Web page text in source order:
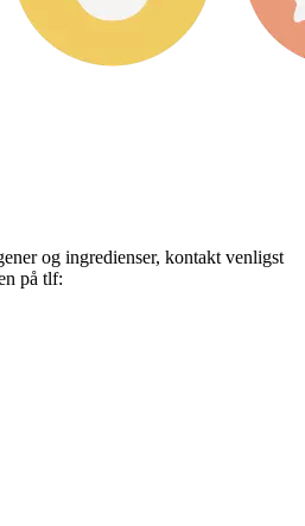
og ingredienser, kontakt venligst
på tlf: